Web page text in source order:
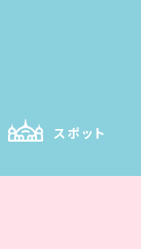
スポット